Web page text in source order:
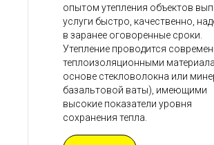
опытом утепления объектов
услуги быстро, качественно,
в заранее оговоренные сроки.
Утепление проводится
теплоизоляционными
основе стекловолокна или
базальтовой ваты), имеющими
высокие показатели уровня
сохранения тепла.